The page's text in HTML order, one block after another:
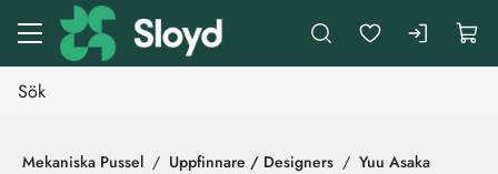
Gå till huvudinnehåll
Mekaniska Pussel Uppfinnare / Designers Yuu Asaka